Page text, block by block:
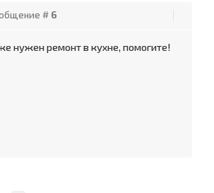
# 6
нужен ремонт в кухне, помогите!